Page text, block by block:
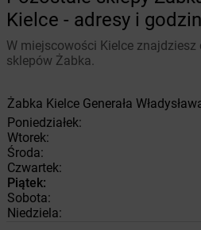
Kielce - adresy i
W miejscowości Kielce
sklepów Żabka.
Żabka Kielce Generała
Poniedziałek:
Wtorek:
Środa:
Czwartek:
Piątek:
Sobota:
Niedziela: